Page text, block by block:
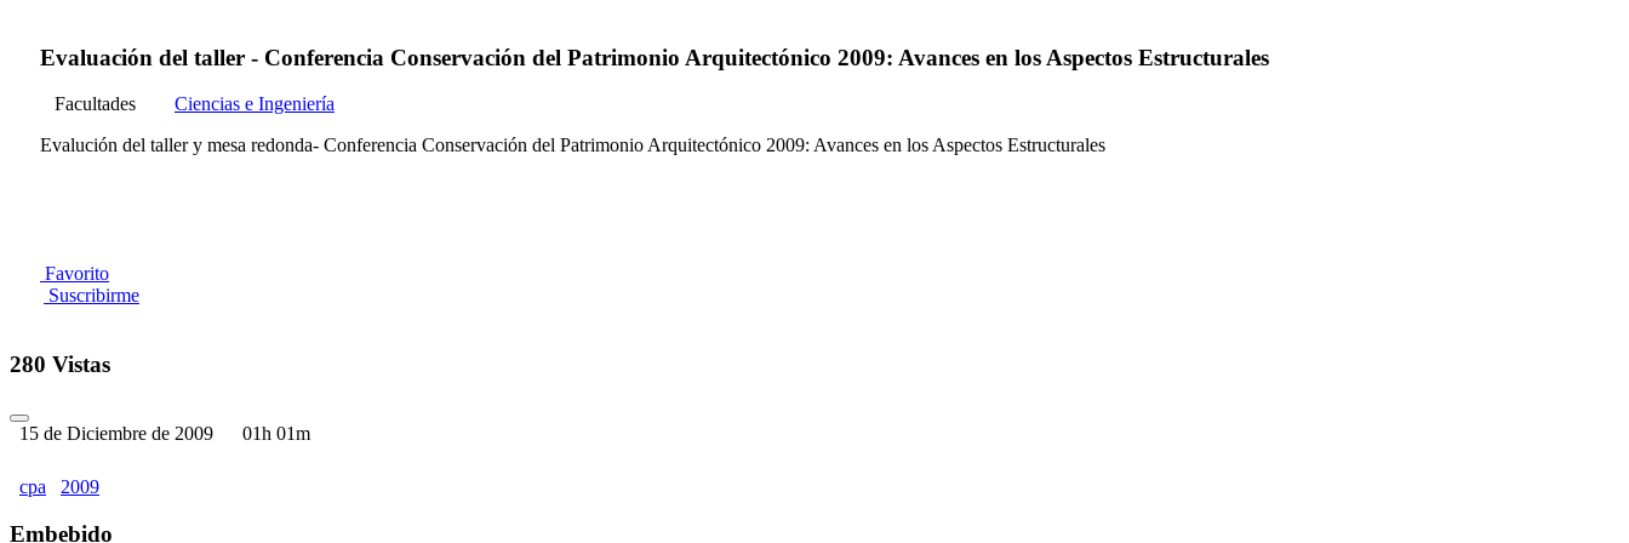
Evaluación del taller - Conferencia Conservación del Patrimonio Arquitectónico 2009: Avances en los Aspectos Estructurales
Facultades
Ciencias e Ingeniería
Evalución del taller y mesa redonda- Conferencia Conservación del Patrimonio Arquitectónico 2009: Avances en los Aspectos Estructurales
Favorito
Suscribirme
280 Vistas
15 de Diciembre de 2009 01h 01m
cpa 2009
Embebido